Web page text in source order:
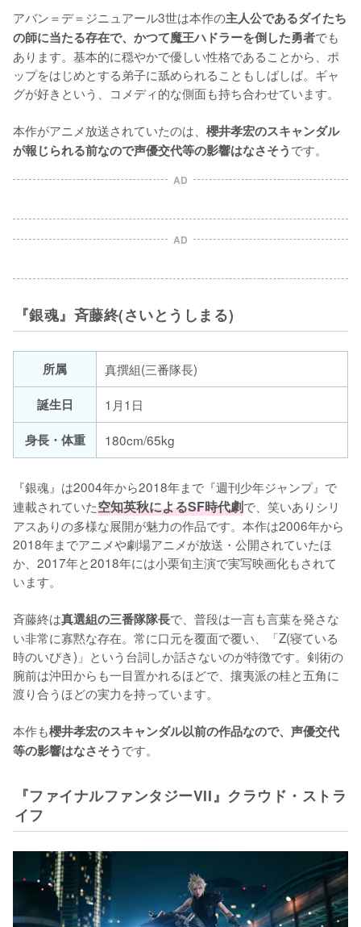
アバン＝デ＝ジニュアール3世は本作の主人公であるダイたち
の師に当たる存在で、かつて魔王ハドラーを倒した勇者でも
あります。基本的に穏やかで優しい性格であることから、ポ
ップをはじめとする弟子に舐められることもしばしば。ギャ
グが好きという、コメディ的な側面も持ち合わせています。
本作がアニメ放送されていたのは、 櫻井孝宏のスキャンダル
が報じられる前なので声優交代等の影響はなさそうです。
AD
AD
『銀魂』斉藤終(さいとうしまる)
所属
真撰組(三番隊長)
誕生日
1月1日
身長・体重
180cm/65kg
『銀魂』は2004年から2018年まで『週刊少年ジャンプ』で
連載されていた空知英秋によるSF時代劇で、笑いありシリ
アスありの多様な展開が魅力の作品です。本作は2006年から
2018年までアニメや劇場アニメが放送・公開されていたほ
か、2017年と2018年には小栗旬主演で実写映画化もされて
います。
斉藤終は真選組の三番隊隊長で、普段は一言も言葉を発さな
い非常に寡黙な存在。常に口元を覆面で覆い、「Z(寝ている
時のいびき)」という台詞しか話さないのが特徴です。剣術の
腕前は沖田からも一目置かれるほどで、攘夷派の桂と五角に
渡り合うほどの実力を持っています。
本作も櫻井孝宏のスキャンダル以前の作品なので、声優交代
等の影響はなさそうです。
『ファイナルファンタジーVII』クラウド・ストラ
イフ